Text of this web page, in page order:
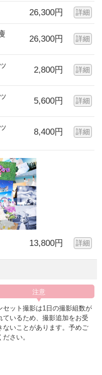
26,300円 詳細
26,300円 詳細
2,800円 詳細
5,600円 詳細
8,400円 詳細
13,800円 詳細
ット撮影は1日の撮影組数が
ているため、撮影追加をお受
ないことがあります。予めご
ださい。